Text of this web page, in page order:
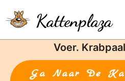
naar
de
Kattenplaza
Voer.
Ga Naar De